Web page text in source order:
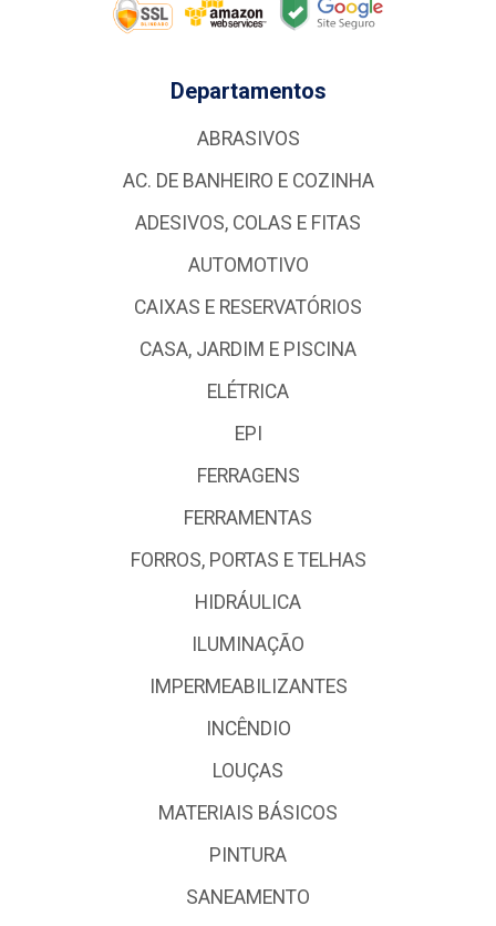
Departamentos
ABRASIVOS
AC. DE BANHEIRO E COZINHA
ADESIVOS, COLAS E FITAS
AUTOMOTIVO
CAIXAS E RESERVATÓRIOS
CASA, JARDIM E PISCINA
ELÉTRICA
EPI
FERRAGENS
FERRAMENTAS
FORROS, PORTAS E TELHAS
HIDRÁULICA
ILUMINAÇÃO
IMPERMEABILIZANTES
INCÊNDIO
LOUÇAS
MATERIAIS BÁSICOS
PINTURA
SANEAMENTO